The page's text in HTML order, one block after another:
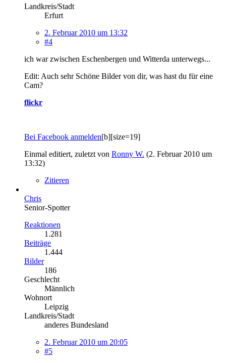
Landkreis/Stadt
Erfurt
2. Februar 2010 um 13:32
#4
ich war zwischen Eschenbergen und Witterda unterwegs...
Edit: Auch sehr Schöne Bilder von dir, was hast du für eine
Cam?
flickr
Bei Facebook anmelden[b][size=19]
Einmal editiert, zuletzt von Ronny W. (2. Februar 2010 um
13:32)
Zitieren
Chris
Senior-Spotter
Reaktionen
1.281
Beiträge
1.444
Bilder
186
Geschlecht
Männlich
Wohnort
Leipzig
Landkreis/Stadt
anderes Bundesland
2. Februar 2010 um 20:05
#5